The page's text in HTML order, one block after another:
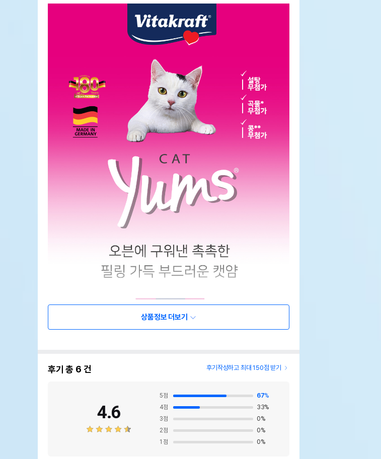
상품정보 더보기
후기 총 6 건 후기작성하고 최대 150점 받기
4.6
5점 67%
4점 33%
3점 0%
2점 0%
1 점 0%